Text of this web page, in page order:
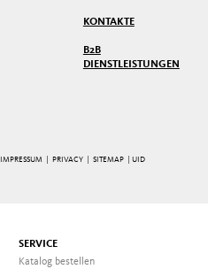
KONTAKTE
B2B
DIENSTLEISTUNGEN
IMPRESSUM |PRIVACY |SITEMAP
| UID
SERVICE
Katalog bestellen